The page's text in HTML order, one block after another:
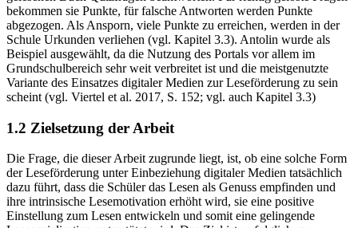
gelesenen Buch Quizfragen beantworten. Für richtig gelöste Fragen
bekommen sie Punkte, für falsche Antworten werden Punkte
abgezogen. Als Ansporn, viele Punkte zu erreichen, werden in der
Schule Urkunden verliehen (vgl.Kapitel 3.3). Antolin wurde als
Beispiel ausgewählt, da die Nutzung des Portals vor allem im
Grundschulbereich sehr weit verbreitet ist und die meistgenutzte
Variante des Einsatzes digitaler Medien zur Leseförderung zu sein
Zielsetzung der Arbeit
Die Frage, die dieser Arbeit zugrunde liegt, ist, ob eine solche Form
der Leseförderung unter Einbeziehung digitaler Medien tatsächlich
dazu führt, dass die Schüler das Lesen als Genuss empfinden und
ihre intrinsische Lesemotivation erhöht wird, sie eine positive